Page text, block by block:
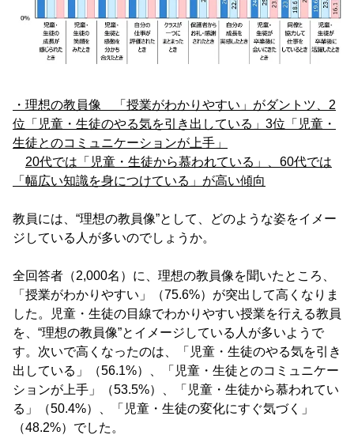
・理想の教員像 「授業がわかりやすい」がダントツ、 2
位「児童・生徒のやる気を引き出している」3位「児童・
生徒とのコミュニケーションが上手」
20代では「児童・生徒から慕われている」、60代では
「幅広い知識を身につけている」が高い傾向
教員には、“理想の教員像”として、どのような姿をイメー
ジしている人が多いのでしょうか。
全回答者（2,000名）に、理想の教員像を聞いたところ、
「授業がわかりやすい」（75.6%）が突出して高くなりま
した。児童・生徒の目線でわかりやすい授業を行える教員
を、“理想の教員像”とイメージしている人が多いようで
す。次いで高くなったのは、「児童・生徒のやる気を引き
出している」（56.1%）、「児童・生徒とのコミュニケー
ションが上手」（53.5%）、「児童・生徒から慕われてい
る」（50.4%）、「児童・生徒の変化にすぐ気づく」
（48.2%）でした。